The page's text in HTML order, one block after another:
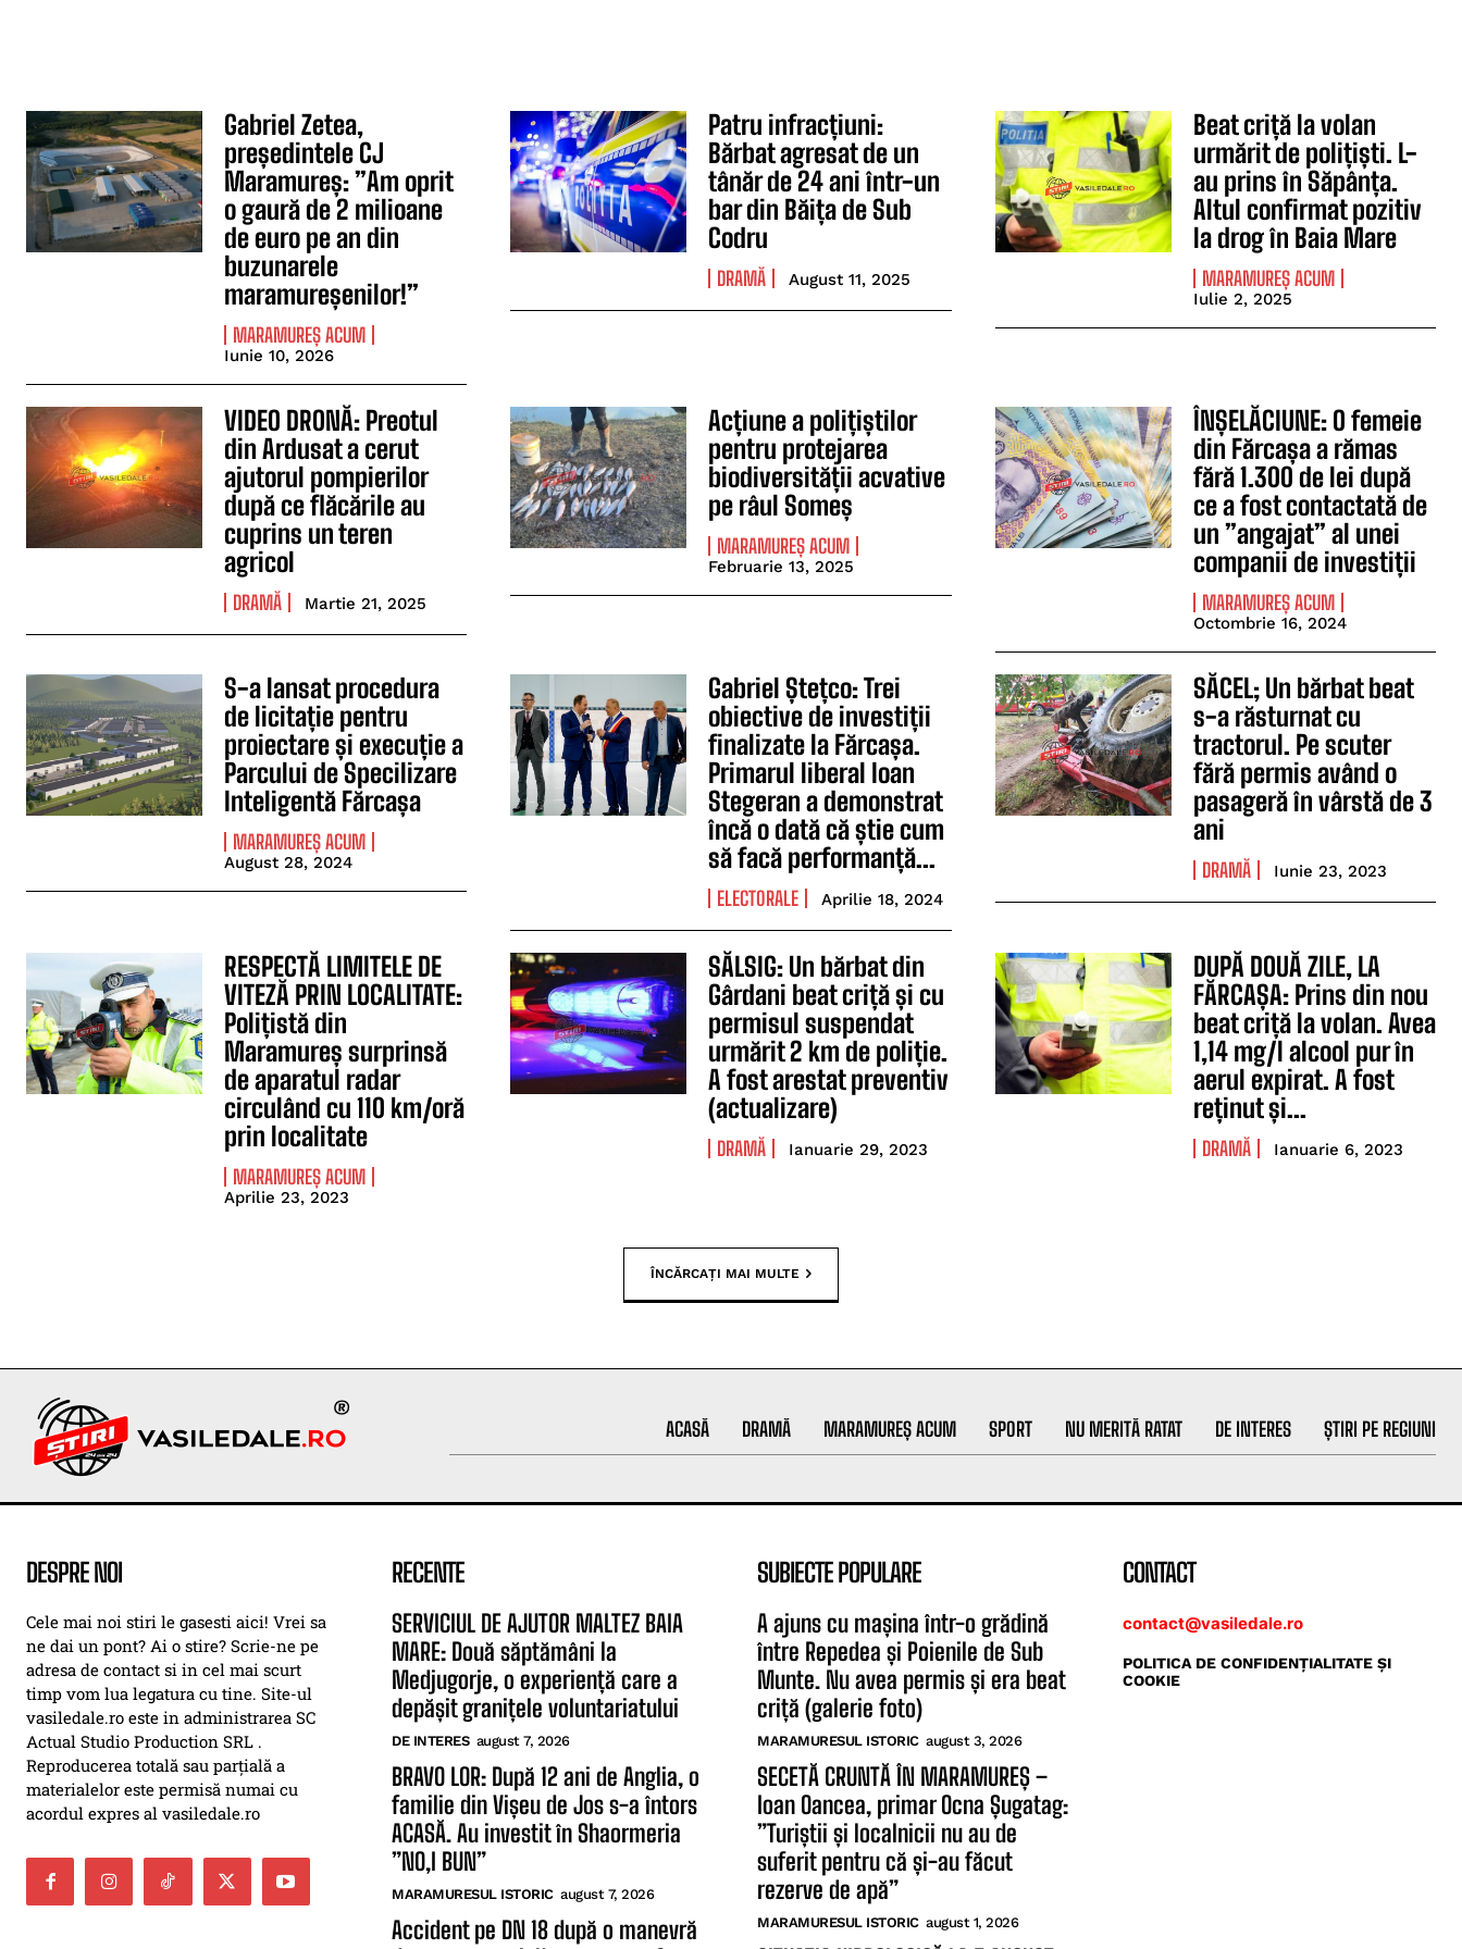
Gabriel Zetea,
președintele CJ
Maramureș: ”Am oprit
o gaură de 2 milioane
de euro pe an din
buzunarele
maramureșenilor!”
MARAMUREȘ ACUM
Iunie 10, 2026
Patru infracțiuni:
Bărbat agresat de un
tânăr de 24 ani într-un
bar din Băița de Sub
Codru
DRAMĂ August 11, 2025
Beat criță la volan
urmărit de polițiști. L-
au prins în Săpânța.
Altul confirmat pozitiv
la drog în Baia Mare
MARAMUREȘ ACUM
Iulie 2, 2025
VIDEO DRONĂ: Preotul
din Ardusat a cerut
ajutorul pompierilor
după ce flăcările au
cuprins un teren
agricol
DRAMĂ Martie 21, 2025
Acțiune a polițiștilor
pentru protejarea
biodiversității acvative
pe râul Someș
MARAMUREȘ ACUM
Februarie 13, 2025
ÎNȘELĂCIUNE: O femeie
din Fărcașa a rămas
fără 1.300 de lei după
ce a fost contactată de
un ”angajat” al unei
companii de investiții
MARAMUREȘ ACUM
Octombrie 16, 2024
S-a lansat procedura
de licitație pentru
proiectare și execuție a
Parcului de Specilizare
Inteligentă Fărcașa
MARAMUREȘ ACUM
August 28, 2024
Gabriel Ștețco: Trei
obiective de investiții
finalizate la Fărcașa.
Primarul liberal Ioan
Stegeran a demonstrat
încă o dată că știe cum
să facă performanță...
ELECTORALE Aprilie 18, 2024
SĂCEL; Un bărbat beat
s-a răsturnat cu
tractorul. Pe scuter
fără permis având o
pasageră în vârstă de 3
ani
DRAMĂ Iunie 23, 2023
RESPECTĂ LIMITELE DE
VITEZĂ PRIN LOCALITATE:
Polițistă din
Maramureș surprinsă
de aparatul radar
circulând cu 110 km/oră
prin localitate
MARAMUREȘ ACUM
Aprilie 23, 2023
SĂLSIG: Un bărbat din
Gârdani beat criță și cu
permisul suspendat
urmărit 2 km de poliție.
A fost arestat preventiv
(actualizare)
DRAMĂ Ianuarie 29, 2023
DUPĂ DOUĂ ZILE, LA
FĂRCAȘA: Prins din nou
beat criță la volan. Avea
1,14 mg/l alcool pur în
aerul expirat. A fost
reținut și...
DRAMĂ Ianuarie 6, 2023
ÎNCĂRCAȚI MAI MULTE
ACASĂ DRAMĂ MARAMUREȘ ACUM SPORT NU MERITĂ RATAT DE INTERES ȘTIRI PE REGIUNI
DESPRE NOI
Cele mai noi stiri le gasesti aici! Vrei sa
ne dai un pont? Ai o stire? Scrie-ne pe
adresa de contact si in cel mai scurt
timp vom lua legatura cu tine. Site-ul
vasiledale.ro este in administrarea SC
Actual Studio Production SRL .
Reproducerea totală sau parțială a
materialelor este permisă numai cu
acordul expres al vasiledale.ro
RECENTE
SERVICIUL DE AJUTOR MALTEZ BAIA
MARE: Două săptămâni la
Medjugorje, o experiență care a
depășit granițele voluntariatului
DE INTERES august 7, 2026
BRAVO LOR: După 12 ani de Anglia, o
familie din Vișeu de Jos s-a întors
ACASĂ. Au investit în Shaormeria
”NO,I BUN”
MARAMURESUL ISTORIC august 7, 2026
Accident pe DN 18 după o manevră
SUBIECTE POPULARE
A ajuns cu mașina într-o grădină
între Repedea și Poienile de Sub
Munte. Nu avea permis și era beat
criță (galerie foto)
MARAMURESUL ISTORIC august 3, 2026
SECETĂ CRUNTĂ ÎN MARAMUREȘ –
Ioan Oancea, primar Ocna Șugatag:
”Turiștii și localnicii nu au de
suferit pentru că și-au făcut
rezerve de apă”
MARAMURESUL ISTORIC august 1, 2026
CONTACT
contact@vasiledale.ro
POLITICA DE CONFIDENŢIALITATE ŞI
COOKIE